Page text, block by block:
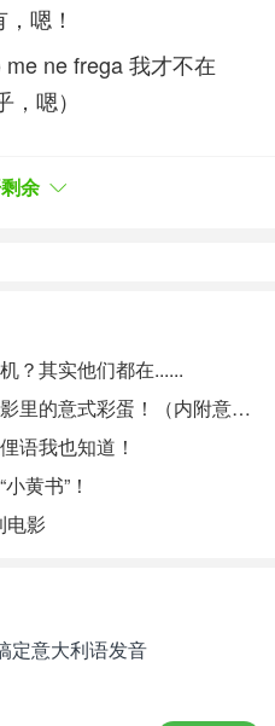
嗯！
ne frega 我才不在
嗯）
烦事时的感叹
意？（自行脑补东北口
余
？其实他们都在......
品读《绝美之城》——寻找电影里的意式彩蛋！（内附意语中字资源~）
语我也知道！
黄书”！
电影
定意大利语发音